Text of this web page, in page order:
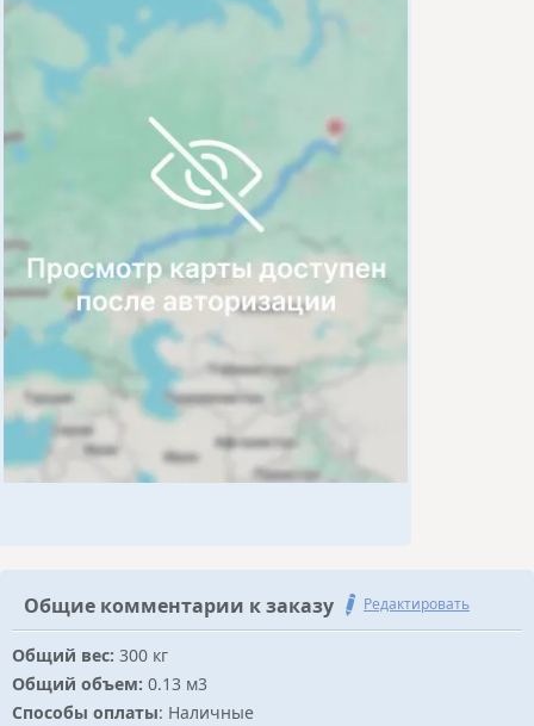
Общие комментарии к заказу Редактировать
Общий вес: 300 кг
Общий объем: 0.13 м3
Способы оплаты: Наличные